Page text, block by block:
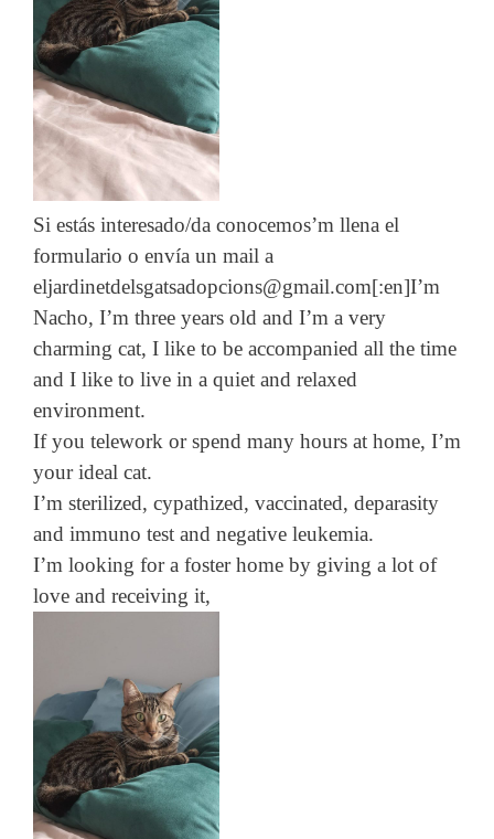
Si estás interesado/da conocemos’m llena el
formulario o envía un mail a
eljardinetdelsgatsadopcions@gmail.com[:en]I’m
Nacho, I’m three years old and I’m a very
charming cat, I like to be accompanied all the time
and I like to live in a quiet and relaxed
environment.
If you telework or spend many hours at home, I’m
your ideal cat.
I’m sterilized, cypathized, vaccinated, deparasity
and immuno test and negative leukemia.
I’m looking for a foster home by giving a lot of
love and receiving it,